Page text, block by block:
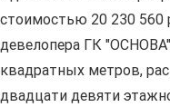
стоимостью 20 230 560
девелопера ГК
квадратных метров,
двадцати девяти